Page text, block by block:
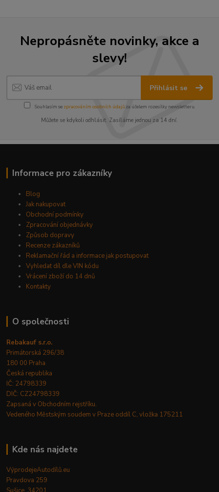
Nepropásněte novinky, akce a
slevy!
Přihlásit se
Souhlasím se zpracováním osobních údajůza účelem rozesílky newsletteru.
Můžete se kdykoli odhlásit. Zasíláme jednou za 14 dní.
Informace pro zákazníky
Blog
Jak nakupovat
Obchodní podmínky
Zpracování objednávky
Způsob dopravy
Recenze zákazníků
Reklamační řád a informace jak postupovat
Vyhledat díl dle VIN kódu
Vrácení zboží do 14 dnů
Kontakty
O společnosti
Rebakauf s.r.o.
Primátorská 296/38
180 00 Praha
Česká republika
IČ: 24798339
DIČ: CZ24798339
Zapsaná v Obchodním rejstříku.
Vedeného Městským soudem v Praze oddíl C, vložka 175211
Kde nás najdete
VýprodejeAutodílů.eu
Pravdova 259